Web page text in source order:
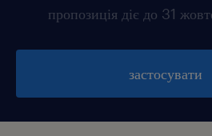
пропозиція діє до 31
застосувати